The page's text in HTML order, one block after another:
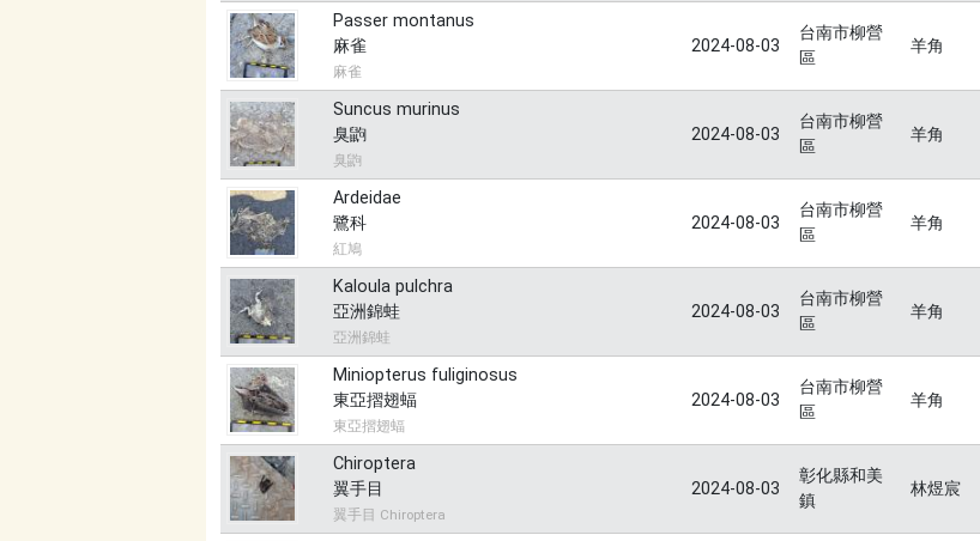
Passer montanus
麻雀
麻雀
2024-08-03
台南市柳營
區
羊角
Suncus murinus
臭鼩
臭鼩
2024-08-03
台南市柳營
區
羊角
Ardeidae
鷺科
紅鳩
2024-08-03
台南市柳營
區
羊角
Kaloula pulchra
亞洲錦蛙
亞洲錦蛙
2024-08-03
台南市柳營
區
羊角
Miniopterus fuliginosus
東亞摺翅蝠
東亞摺翅蝠
2024-08-03
台南市柳營
區
羊角
Chiroptera
翼手目
翼手目 Chiroptera
2024-08-03
彰化縣和美
鎮
林煜宸